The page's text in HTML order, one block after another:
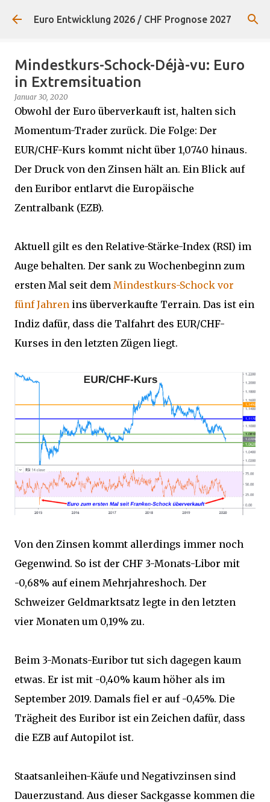
Direkt zum Hauptbereich
Euro Entwicklung 2026 / CHF Prognose 2027
Mindestkurs-Schock-Déjà-vu: Euro
in Extremsituation
Januar 30, 2020
Obwohl der Euro überverkauft ist, halten sich
Momentum-Trader zurück. Die Folge: Der
EUR/CHF-Kurs kommt nicht über 1,0740 hinaus.
Der Druck von den Zinsen hält an. Ein Blick auf
den Euribor entlarvt die Europäische
Zentralbank (EZB).
Aktuell gilt es den Relative-Stärke-Index (RSI) im
Auge behalten. Der sank zu Wochenbeginn zum
ersten Mal seit dem Mindestkurs-Schock vor
fünf Jahren ins überverkaufte Terrain. Das ist ein
Indiz dafür, dass die Talfahrt des EUR/CHF-
Kurses in den letzten Zügen liegt.
Von den Zinsen kommt allerdings immer noch
Gegenwind. So ist der CHF 3-Monats-Libor mit
-0,68% auf einem Mehrjahreshoch. Der
Schweizer Geldmarktsatz legte in den letzten
vier Monaten um 0,19% zu.
Beim 3-Monats-Euribor tut sich dagegen kaum
etwas. Er ist mit -0,40% kaum höher als im
September 2019. Damals fiel er auf -0,45%. Die
Trägheit des Euribor ist ein Zeichen dafür, dass
die EZB auf Autopilot ist.
Staatsanleihen-Käufe und Negativzinsen sind
Dauerzustand. Aus dieser Sackgasse kommen die